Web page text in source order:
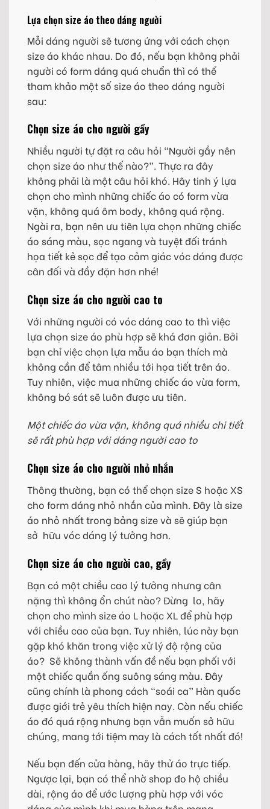
Lựa chọn size áo theo dáng người
Mỗi dáng người sẽ tương ứng với cách chọn
size áo khác nhau. Do đó, nếu bạn không phải
người có form dáng quá chuẩn thì có thể
tham khảo một số size áo theo dáng người
sau:
Chọn size áo cho người gầy
Nhiều người tự đặt ra câu hỏi “Người gầy nên
chọn size áo như thế nào?”. Thực ra đây
không phải là một câu hỏi khó. Hãy tinh ý lựa
chọn cho mình những chiếc áo có form vừa
vặn, không quá ôm body, không quá rộng.
Ngài ra, bạn nên ưu tiên lựa chọn những chiếc
áo sáng màu, sọc ngang và tuyệt đối tránh
họa tiết kẻ sọc để tạo cảm giác vóc dáng được
cân đối và đầy đặn hơn nhé!
Chọn size áo cho người cao to
Với những người có vóc dáng cao to thì việc
lựa chọn size áo phù hợp sẽ khá đơn giản. Bởi
bạn chỉ việc chọn lựa mẫu áo bạn thích mà
không cần để tâm nhiều tới họa tiết trên áo.
Tuy nhiên, việc mua những chiếc áo vừa form,
không bó sát sẽ luôn được ưu tiên.
Một chiếc áo vừa vặn, không quá nhiều chi tiết
sẽ rất phù hợp với dáng người cao to
Chọn size áo cho người nhỏ nhắn
Thông thường, bạn có thể chọn size S hoặc XS
cho form dáng nhỏ nhắn của mình. Đây là size
áo nhỏ nhất trong bảng size và sẽ giúp bạn
sở hữu vóc dáng lý tưởng hơn.
Chọn size áo cho người cao, gầy
Bạn có một chiều cao lý tưởng nhưng cân
nặng thì không ổn chút nào? Đừng lo, hãy
chọn cho mình size áo L hoặc XL để phù hợp
với chiều cao của bạn. Tuy nhiên, lúc này bạn
gặp khó khăn trong việc xử lý độ rộng của
áo? Sẽ không thành vấn đề nếu bạn phối với
một chiếc quần ống suông sáng màu. Đây
cũng chính là phong cách “soái ca” Hàn quốc
được giới trẻ yêu thích hiện nay. Còn nếu chiếc
áo đó quá rộng nhưng bạn vẫn muốn sở hữu
chúng, mang tới tiệm may là cách tốt nhất đó!
Nếu bạn đến cửa hàng, hãy thử áo trực tiếp.
Ngược lại, bạn có thể nhờ shop đo hộ chiều
dài, rộng áo để ước lượng phù hợp với vóc